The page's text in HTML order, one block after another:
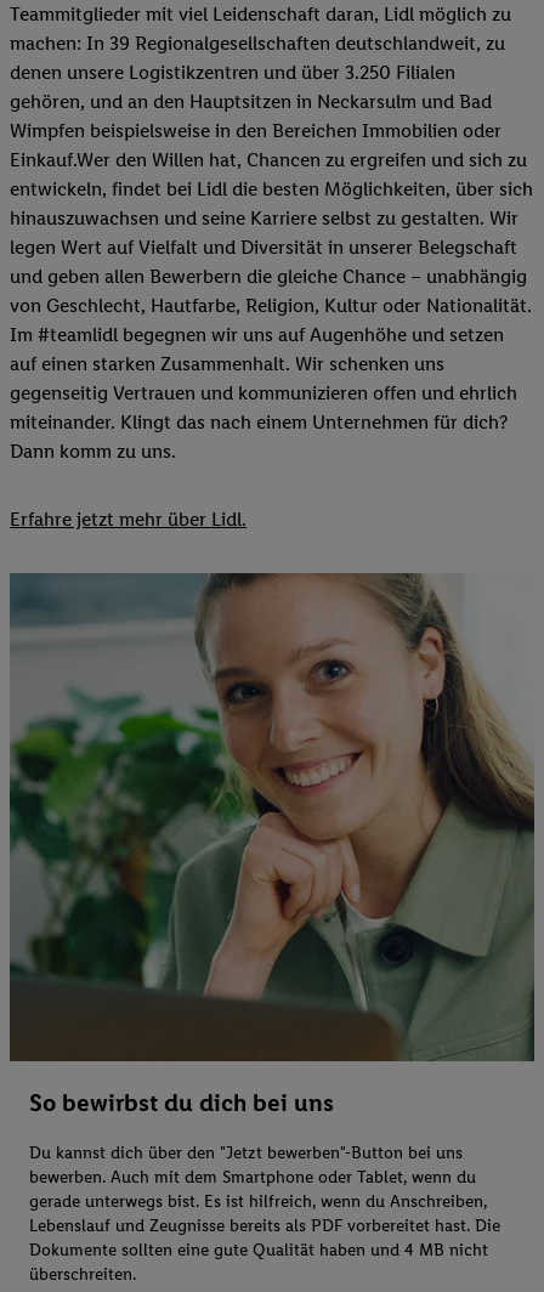
Teammitglieder mit viel Leidenschaft daran, Lidl möglich zu
machen: In 39 Regionalgesellschaften deutschlandweit, zu
denen unsere Logistikzentren und über 3.250 Filialen
gehören, und an den Hauptsitzen in Neckarsulm und Bad
Wimpfen beispielsweise in den Bereichen Immobilien oder
Einkauf.Wer den Willen hat, Chancen zu ergreifen und sich zu
entwickeln, findet bei Lidl die besten Möglichkeiten, über sich
hinauszuwachsen und seine Karriere selbst zu gestalten. Wir
legen Wert auf Vielfalt und Diversität in unserer Belegschaft
und geben allen Bewerbern die gleiche Chance – unabhängig
von Geschlecht, Hautfarbe, Religion, Kultur oder Nationalität.
Im #teamlidl begegnen wir uns auf Augenhöhe und setzen
auf einen starken Zusammenhalt. Wir schenken uns
gegenseitig Vertrauen und kommunizieren offen und ehrlich
miteinander. Klingt das nach einem Unternehmen für dich?
Dann komm zu uns.​
Erfahre jetzt mehr über Lidl.
So bewirbst du dich bei uns
Du kannst dich über den "Jetzt bewerben"-Button bei uns
bewerben. Auch mit dem Smartphone oder Tablet, wenn du
gerade unterwegs bist. Es ist hilfreich, wenn du Anschreiben,
Lebenslauf und Zeugnisse bereits als PDF vorbereitet hast. Die
Dokumente sollten eine gute Qualität haben und 4 MB nicht
überschreiten.